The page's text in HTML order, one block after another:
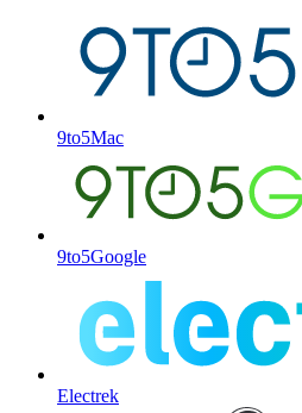
9to5Mac
9to5Google
Electrek